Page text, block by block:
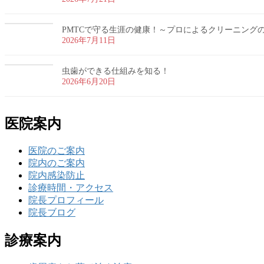
PMTCで守る生涯の健康！～プロによるクリーニング
2026年7月11日
虫歯ができる仕組みを知る！
2026年6月20日
医院案内
医院のご案内
院内のご案内
院内感染防止
診療時間・アクセス
院長プロフィール
院長ブログ
診療案内